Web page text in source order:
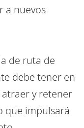
a nuevos
de ruta de
debe tener en
y retener
que impulsará